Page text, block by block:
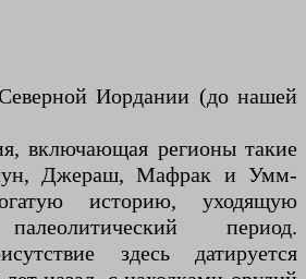
Иордании (до нашей
включающая регионы такие
Джераш, Мафрак и Умм-
историю, уходящую
период.
здесь датируется